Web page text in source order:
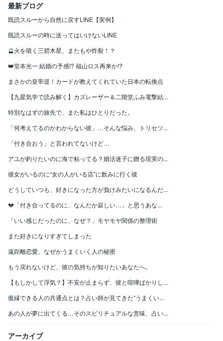
最新ブログ
既読スルーから自然に戻すLINE【実例】
既読スルーの時に送ってはいけないLINE
🔮火を噴く三碧木星、またもや炸裂！？
👑堂本光一 結婚の予感!? 福山ロス再来か!?
まさかの皇帝逆！カードが教えてくれていた日本の転換点
【九星気学で読み解く】カズレーザー＆二階堂ふみ電撃結...
特別なはずの旅先で、また私はひとりだった。
「何考えてるのかわからない彼」…そんな悩み、トリセツ...
「付き合おう」と言われてないけど…
アユが釣りたいのに海で粘ってる？婚活迷子に贈る現実の...
彼女がいるのに“女の人がいる店”に飲みに行く彼
どうしていつも、好きになった方が負けみたいになるんだ...
💔「付き合ってるのに、なんだか寂しい…」と思うあな...
「いい感じだったのに、なぜ？」モヤモヤ関係の整理術
また好きになりすぎてしまった
遠距離恋愛、なぜかうまくいく人の秘密
もう戻れないけど、彼の気持ちが知りたいあなたへ。
【もしかして浮気？】不安が止まらず、彼と喧嘩ばかりし...
復縁できる人の共通点とは？占い師が見てきた“うまくい...
あの人が夢に出てくる…そのスピリチュアルな意味、占い...
アーカイブ